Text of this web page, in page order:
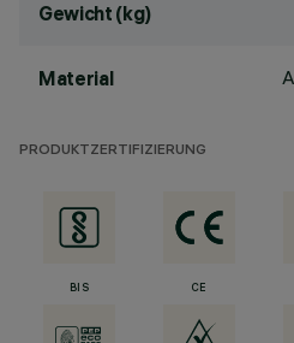
Gewicht (kg)
Material
PRODUKTZERTIFIZIERUNG
BIS CE